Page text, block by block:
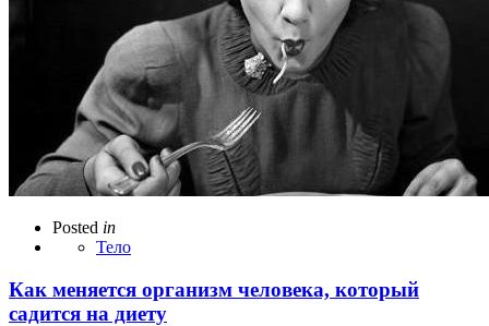
Posted in
Тело
Как меняется организм человека, который
садится на диету